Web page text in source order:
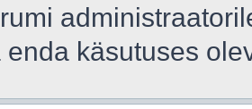
enda käsutuses